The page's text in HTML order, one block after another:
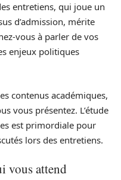
entretiens, qui joue un
d’admission, mérite
vous à parler de vos
enjeux politiques
contenus académiques,
vous présentez. L’étude
est primordiale pour
lors des entretiens.
vous attend